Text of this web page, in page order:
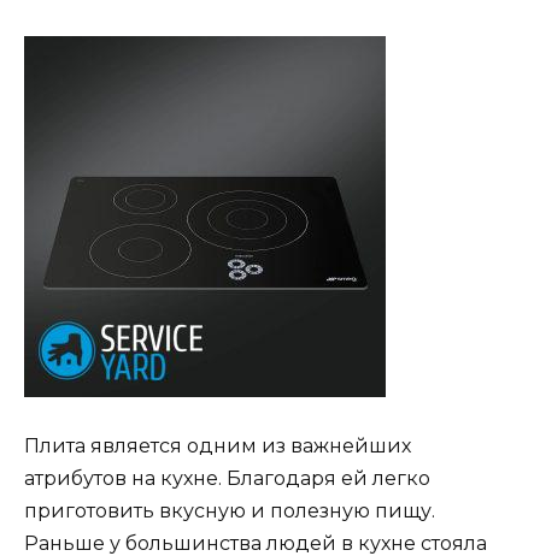
Плита является одним из важнейших
атрибутов на кухне. Благодаря ей легко
приготовить вкусную и полезную пищу.
Раньше у большинства людей в кухне стояла